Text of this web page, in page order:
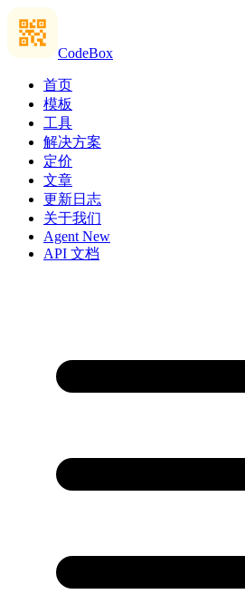
CodeBox
首页
模板
工具
解决方案
定价
文章
更新日志
关于我们
Agent New
API 文档